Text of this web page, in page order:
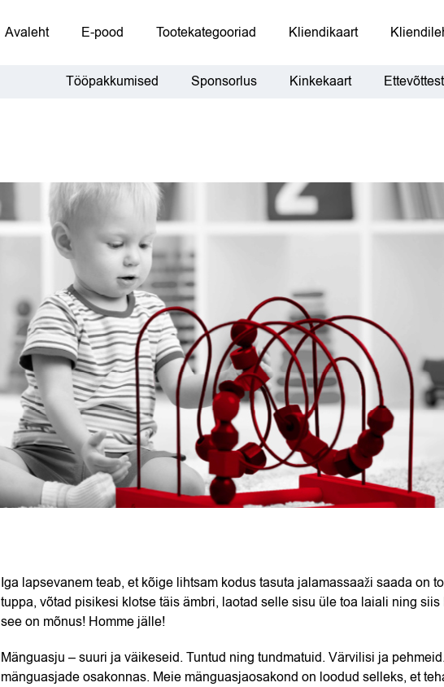
Avaleht E-pood Tootekategooriad Kliendikaart
Tööpakkumised Sponsorlus Kinkekaart Ettevõttest
Iga lapsevanem teab, et kõige lihtsam kodus tasuta jalamassaaži saada on
tuppa, võtad pisikesi klotse täis ämbri, laotad selle sisu üle toa laiali ning
see on mõnus! Homme jälle!
Mänguasju – suuri ja väikeseid. Tuntud ning tundmatuid. Värvilisi ja
mänguasjade osakonnas. Meie mänguasjaosakond on loodud selleks, et